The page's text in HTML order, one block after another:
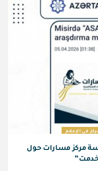
في الإعلام
مركز مسارات حول